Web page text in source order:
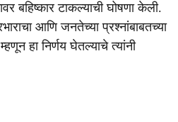
बहिष्कार टाकल्याची घोषणा केली.
आणि जनतेच्या प्रश्नांबाबतच्या
हा निर्णय घेतल्याचे त्यांनी